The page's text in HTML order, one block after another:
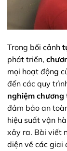
Trong bối cảnh
phát triển,
mọi hoạt động
đến các quy
nghiệm chương
đảm bảo an
hiệu suất vận
xảy ra. Bài viết
diện về các giai